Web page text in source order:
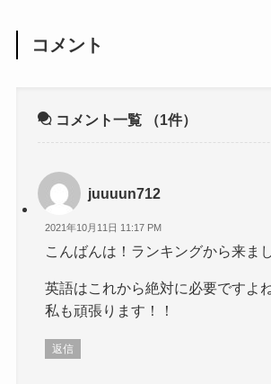
コメント
コメント一覧 （1件）
juuuun712
2021年10月11日 11:17 PM
こんばんは！ランキングから来ま
英語はこれから絶対に必要ですよ
私も頑張ります！！
返信